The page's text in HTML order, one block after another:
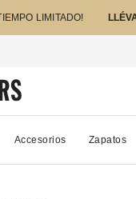
LIMITADO!
Accesorios Zapatos